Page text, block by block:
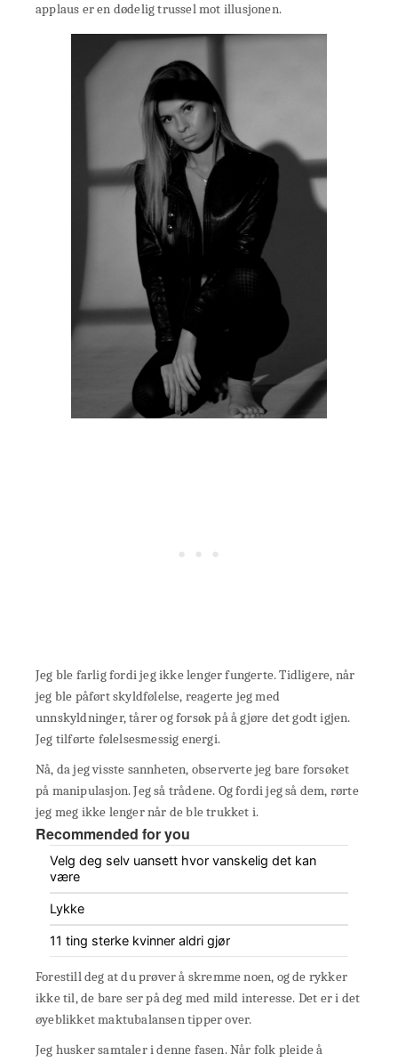
applaus er en dødelig trussel mot illusjonen.
Jeg ble farlig fordi jeg ikke lenger fungerte. Tidligere, når
jeg ble påført skyldfølelse, reagerte jeg med
unnskyldninger, tårer og forsøk på å gjøre det godt igjen.
Jeg tilførte følelsesmessig energi.
Nå, da jeg visste sannheten, observerte jeg bare forsøket
på manipulasjon. Jeg så trådene. Og fordi jeg så dem, rørte
jeg meg ikke lenger når de ble trukket i.
Recommended for you
Velg deg selv uansett hvor vanskelig det kan
være
Lykke
11 ting sterke kvinner aldri gjør
Forestill deg at du prøver å skremme noen, og de rykker
ikke til, de bare ser på deg med mild interesse. Det er i det
øyeblikket maktubalansen tipper over.
Jeg husker samtaler i denne fasen. Når folk pleide å